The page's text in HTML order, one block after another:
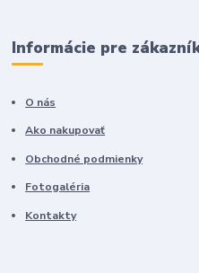
Informácie pre
O nás
Ako nakupovať
Obchodné podmienky
Fotogaléria
Kontakty